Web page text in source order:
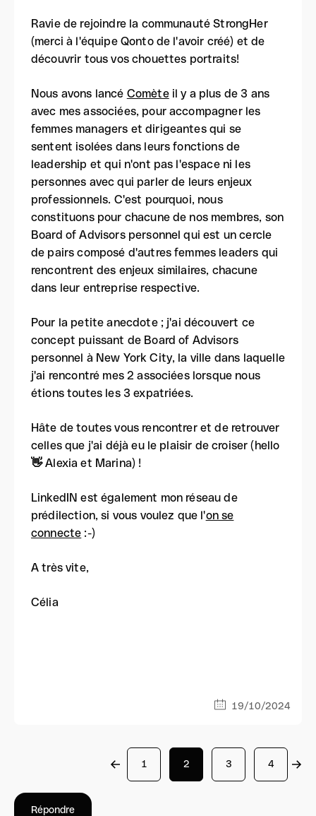
Ravie de rejoindre la communauté StrongHer
(merci à l'équipe Qonto de l'avoir créé) et de
découvrir tous vos chouettes portraits!
Nous avons lancé Comèteil y a plus de 3 ans
avec mes associées, pour accompagner les
femmes managers et dirigeantes qui se
sentent isolées dans leurs fonctions de
leadership et qui n'ont pas l'espace ni les
personnes avec qui parler de leurs enjeux
professionnels. C'est pourquoi, nous
constituons pour chacune de nos membres, son
Board of Advisors personnel qui est un cercle
de pairs composé d'autres femmes leaders qui
rencontrent des enjeux similaires, chacune
dans leur entreprise respective.
Pour la petite anecdote ; j'ai découvert ce
concept puissant de Board of Advisors
personnel à New York City, la ville dans laquelle
j'ai rencontré mes 2 associées lorsque nous
étions toutes les 3 expatriées.
Hâte de toutes vous rencontrer et de retrouver
celles que j'ai déjà eu le plaisir de croiser (hello
👋Alexia et Marina) !
LinkedIN est également mon réseau de
prédilection, si vous voulez que l'on se
connecte :-)
A très vite,
Célia
19/10/2024
1 2 3 4
Répondre